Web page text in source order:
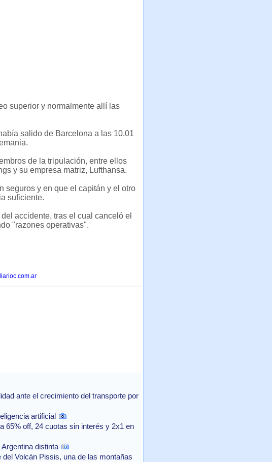
superior y normalmente allí las
salido de Barcelona a las 10.01
de la tripulación, entre ellos
y su empresa matriz, Lufthansa.
seguros y en que el capitán y el otro
suficiente.
accidente, tras el cual canceló el
"razones operativas".
ante el crecimiento del transporte por
artificial
65% off, 24 cuotas sin interés y 2x1 en
distinta
Volcán Pissis, una de las montañas